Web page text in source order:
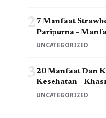
27 Manfaat
Paripurna –
UNCATEGORIZED
320 Manfaat Dan
Kesehatan –
UNCATEGORIZED